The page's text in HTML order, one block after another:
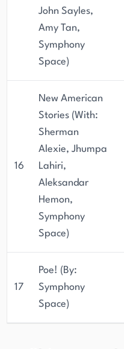
John Sayles,
Amy Tan,
Symphony
Space)
16
New American
Stories (With:
Sherman
Alexie, Jhumpa
Lahiri,
Aleksandar
Hemon,
Symphony
Space)
17
Poe! (By:
Symphony
Space)